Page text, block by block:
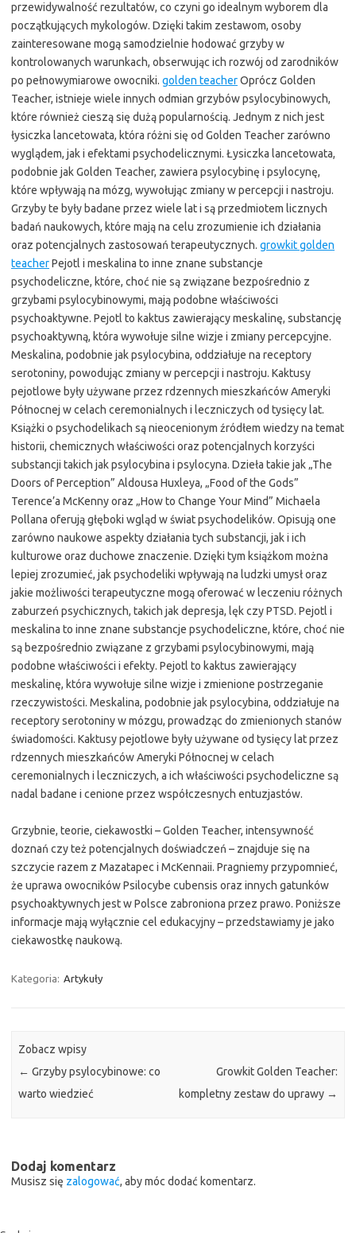
przewidywalność rezultatów, co czyni go idealnym wyborem dla
początkujących mykologów. Dzięki takim zestawom, osoby
zainteresowane mogą samodzielnie hodować grzyby w
kontrolowanych warunkach, obserwując ich rozwój od zarodników
po pełnowymiarowe owocniki. golden teacherOprócz Golden
Teacher, istnieje wiele innych odmian grzybów psylocybinowych,
które również cieszą się dużą popularnością. Jednym z nich jest
łysiczka lancetowata, która różni się od Golden Teacher zarówno
wyglądem, jak i efektami psychodelicznymi. Łysiczka lancetowata,
podobnie jak Golden Teacher, zawiera psylocybinę i psylocynę,
które wpływają na mózg, wywołując zmiany w percepcji i nastroju.
Grzyby te były badane przez wiele lat i są przedmiotem licznych
badań naukowych, które mają na celu zrozumienie ich działania
oraz potencjalnych zastosowań terapeutycznych. growkit golden
teacherPejotl i meskalina to inne znane substancje
psychodeliczne, które, choć nie są związane bezpośrednio z
grzybami psylocybinowymi, mają podobne właściwości
psychoaktywne. Pejotl to kaktus zawierający meskalinę, substancję
psychoaktywną, która wywołuje silne wizje i zmiany percepcyjne.
Meskalina, podobnie jak psylocybina, oddziałuje na receptory
serotoniny, powodując zmiany w percepcji i nastroju. Kaktusy
pejotlowe były używane przez rdzennych mieszkańców Ameryki
Północnej w celach ceremonialnych i leczniczych od tysięcy lat.
Książki o psychodelikach są nieocenionym źródłem wiedzy na temat
historii, chemicznych właściwości oraz potencjalnych korzyści
substancji takich jak psylocybina i psylocyna. Dzieła takie jak „The
Doors of Perception” Aldousa Huxleya, „Food of the Gods”
Terence’a McKenny oraz „How to Change Your Mind” Michaela
Pollana oferują głęboki wgląd w świat psychodelików. Opisują one
zarówno naukowe aspekty działania tych substancji, jak i ich
kulturowe oraz duchowe znaczenie. Dzięki tym książkom można
lepiej zrozumieć, jak psychodeliki wpływają na ludzki umysł oraz
jakie możliwości terapeutyczne mogą oferować w leczeniu różnych
zaburzeń psychicznych, takich jak depresja, lęk czy PTSD. Pejotl i
meskalina to inne znane substancje psychodeliczne, które, choć nie
są bezpośrednio związane z grzybami psylocybinowymi, mają
podobne właściwości i efekty. Pejotl to kaktus zawierający
meskalinę, która wywołuje silne wizje i zmienione postrzeganie
rzeczywistości. Meskalina, podobnie jak psylocybina, oddziałuje na
receptory serotoniny w mózgu, prowadząc do zmienionych stanów
świadomości. Kaktusy pejotlowe były używane od tysięcy lat przez
rdzennych mieszkańców Ameryki Północnej w celach
ceremonialnych i leczniczych, a ich właściwości psychodeliczne są
nadal badane i cenione przez współczesnych entuzjastów.
Grzybnie, teorie, ciekawostki – Golden Teacher, intensywność
doznań czy też potencjalnych doświadczeń – znajduje się na
szczycie razem z Mazatapec i McKennaii. Pragniemy przypomnieć,
że uprawa owocników Psilocybe cubensis oraz innych gatunków
psychoaktywnych jest w Polsce zabroniona przez prawo. Poniższe
informacje mają wyłącznie cel edukacyjny – przedstawiamy je jako
ciekawostkę naukową.
Kategoria: Artykuły
Zobacz wpisy
← Grzyby psylocybinowe: co
warto wiedzieć
Growkit Golden Teacher:
kompletny zestaw do uprawy →
Dodaj komentarz
Musisz się zalogować, aby móc dodać komentarz.